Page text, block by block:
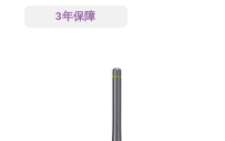
3年保障